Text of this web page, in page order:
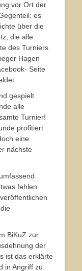
vor Ort der
es
über die
die alle
des Turniers
Hagen
Seite
gespielt
alle
Turnier!
profitiert
eine
nächste
fehlen
BiKuZ zur
der
ist das erklärte
in Angriff zu